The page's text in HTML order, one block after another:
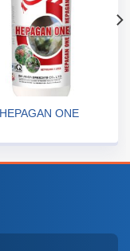
HEPAGAN ONE